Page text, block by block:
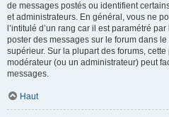
de messages postés ou identifient
et administrateurs. En général, vous ne
l’intitulé d’un rang car il est paramétré
poster des messages sur le forum dans
supérieur. Sur la plupart des forums,
modérateur (ou un administrateur) peut
messages.
Haut